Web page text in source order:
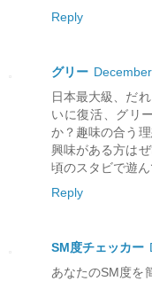
Reply
グリー
日本最大級、だ
いに復活、グリ
か？趣味の合う
興味がある方は
頃のスタビで遊ん
Reply
SM度チェッカー
あなたのSM度を